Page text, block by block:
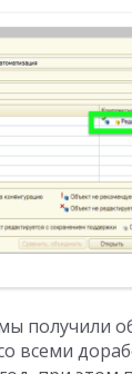
получили
всеми